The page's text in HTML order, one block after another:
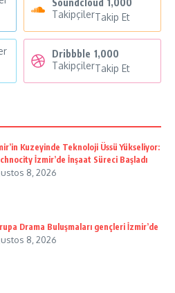
Soundcloud 1,000
TakipçilerTakip Et
Dribbble 1,000
TakipçilerTakip Et
Kuzeyinde Teknoloji Üssü Yükseliyor:
İzmir’de İnşaat Süreci Başladı
8, 2026
Drama Buluşmaları gençleri İzmir’de
8, 2026